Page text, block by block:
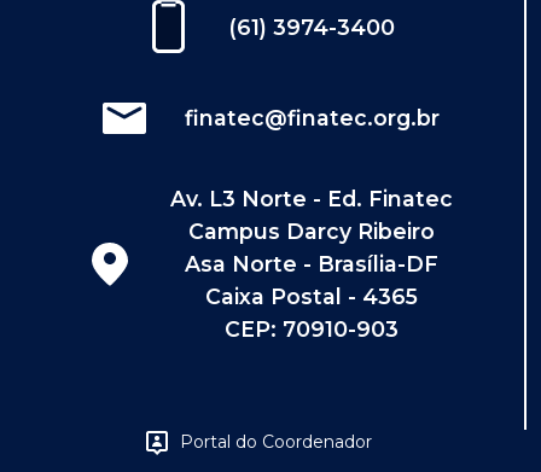
(61) 3974-3400
finatec@finatec.org.br
Av. L3 Norte - Ed. Finatec
Campus Darcy Ribeiro
Asa Norte - Brasília-DF
Caixa Postal - 4365
CEP: 70910-903
Portal do Coordenador